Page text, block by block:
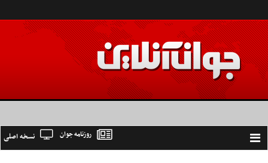
Toggle
نسخه اصلی روزنامه جوان